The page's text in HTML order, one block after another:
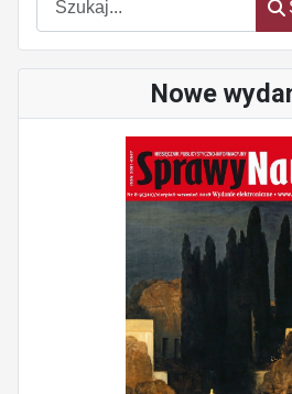
Nowe